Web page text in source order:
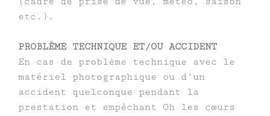
etc.).
PROBLÈME TECHNIQUE ET/OU ACCIDENT
En cas de problème technique avec le
matériel photographique ou d’un
accident quelconque pendant la
prestation et empêchant Oh les cœurs